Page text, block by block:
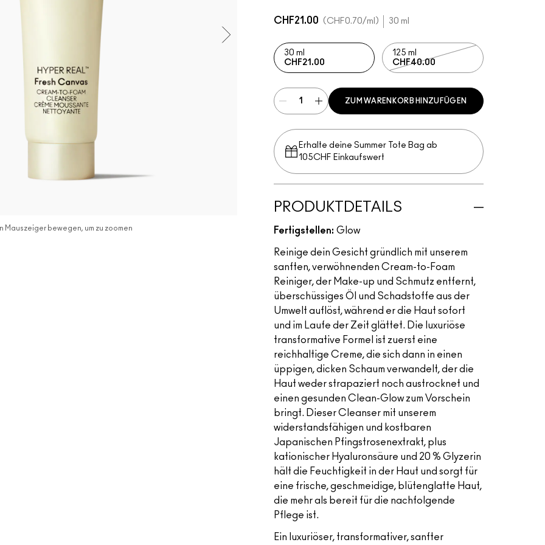
Mauszeiger bewegen, um zu zoomen
CHF21.00 CHF0.70/ml 30 ml
30 ml
CHF21.00
125 ml
CHF40.00
ZUM WARENKORB HINZUFÜGEN
Erhalte deine Summer Tote Bag ab
105CHF Einkaufswert​
PRODUKTDETAILS
Fertigstellen: Glow
Reinige dein Gesicht gründlich mit unserem
sanften, verwöhnenden Cream-to-Foam
Reiniger, der Make-up und Schmutz entfernt,
überschüssiges Öl und Schadstoffe aus der
Umwelt auflöst, während er die Haut sofort
und im Laufe der Zeit glättet. Die luxuriöse
transformative Formel ist zuerst eine
reichhaltige Creme, die sich dann in einen
üppigen, dicken Schaum verwandelt, der die
Haut weder strapaziert noch austrocknet und
einen gesunden Clean-Glow zum Vorschein
bringt. Dieser Cleanser mit unserem
widerstandsfähigen und kostbaren
Japanischen Pfingstrosenextrakt, plus
kationischer Hyaluronsäure und 20 % Glyzerin
hält die Feuchtigkeit in der Haut und sorgt für
eine frische, geschmeidige, blütenglatte Haut,
die mehr als bereit für die nachfolgende
Pflege ist.
Ein luxuriöser, transformativer, sanfter